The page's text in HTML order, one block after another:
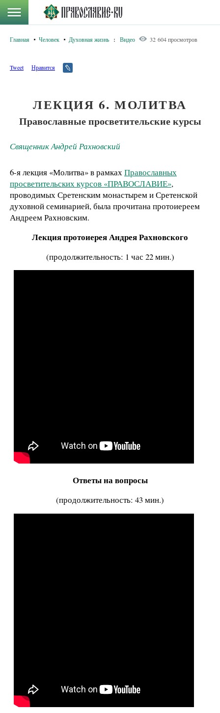
Главная Человек Духовная жизнь : Видео 32 604 просмотров
Tweet Нравится
ЛЕКЦИЯ 6. МОЛИТВА
Православные просветительские курсы
Священник Андрей Рахновский
6-я лекция «Молитва» в рамкахПравославных
просветительских курсов «ПРАВОСЛАВИЕ»,
проводимых Сретенским монастырем и Сретенской
духовной семинарией, была прочитана протоиереем
Андреем Рахновским.
Лекция протоиерея Андрея Рахновского
(продолжительность: 1 час 22 мин.)
Ответы на вопросы
(продолжительность: 43 мин.)